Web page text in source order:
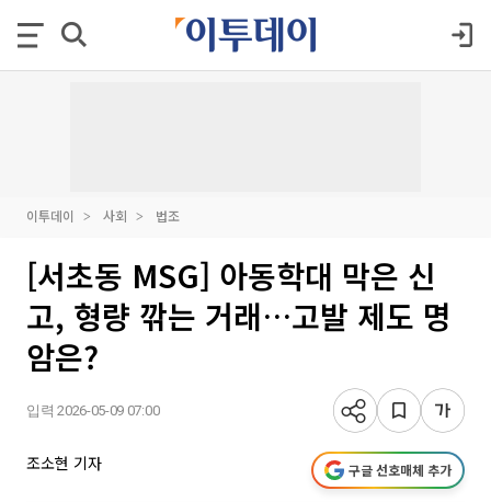
이투데이 사회 법조
[서초동 MSG] 아동학대 막은 신
고, 형량 깎는 거래…고발 제도 명
암은?
입력 2026-05-09 07:00
조소현 기자 구글 선호매체 추가